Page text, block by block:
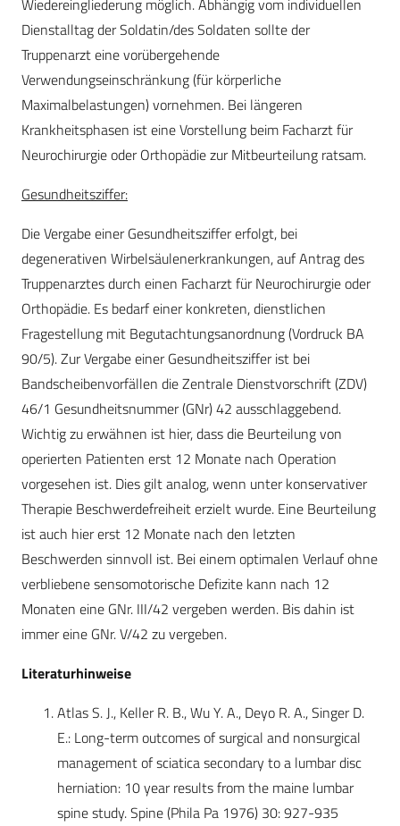
Wiedereingliederung möglich. Abhängig vom individuellen
Dienstalltag der Soldatin/des Soldaten sollte der
Truppenarzt eine vorübergehende
Verwendungseinschränkung (für körperliche
Maximalbelastungen) vornehmen. Bei längeren
Krankheitsphasen ist eine Vorstellung beim Facharzt für
Neurochirurgie oder Orthopädie zur Mitbeurteilung ratsam.
Gesundheitsziffer:
Die Vergabe einer Gesundheitsziffer erfolgt, bei
degenerativen Wirbelsäulenerkrankungen, auf Antrag des
Truppenarztes durch einen Facharzt für Neurochirurgie oder
Orthopädie. Es bedarf einer konkreten, dienstlichen
Fragestellung mit Begutachtungsanordnung (Vordruck BA
90/5). Zur Vergabe einer Gesundheitsziffer ist bei
Bandscheibenvorfällen die Zentrale Dienstvorschrift (ZDV)
46/1 Gesundheitsnummer (GNr) 42 ausschlaggebend.
Wichtig zu erwähnen ist hier, dass die Beurteilung von
operierten Patienten erst 12 Monate nach Operation
vorgesehen ist. Dies gilt analog, wenn unter konservativer
Therapie Beschwerdefreiheit erzielt wurde. Eine Beurteilung
ist auch hier erst 12 Monate nach den letzten
Beschwerden sinnvoll ist. Bei einem optimalen Verlauf ohne
verbliebene sensomotorische Defizite kann nach 12
Monaten eine GNr. III/42 vergeben werden. Bis dahin ist
immer eine GNr. V/42 zu vergeben.
Literaturhinweise
Atlas S. J., Keller R. B., Wu Y. A., Deyo R. A., Singer D.
E.: Long-term outcomes of surgical and nonsurgical
management of sciatica secondary to a lumbar disc
herniation: 10 year results from the maine lumbar
spine study. Spine (Phila Pa 1976) 30: 927-935